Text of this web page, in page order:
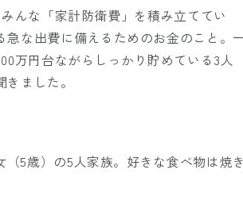
んな「家計防衛費」を積み立ててい
な出費に備えるためのお金のこと。
万円台ながらしっかり貯めている3人
ました。
5歳）の5人家族。好きな食べ物は焼き